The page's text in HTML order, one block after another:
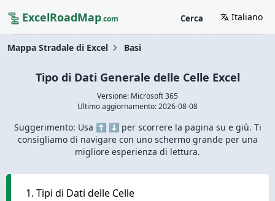
ExcelRoadMap.com Cerca Italiano
Mappa Stradale di Excel Basi
Tipo di Dati Generale delle Celle Excel
Versione: Microsoft 365
Ultimo aggiornamento:2026-08-08
Suggerimento: Usa ⬆️ ⬇️ per scorrere la pagina su e giù. Ti
consigliamo di navigare con uno schermo grande per una
migliore esperienza di lettura.
1. Tipi di Dati delle Celle